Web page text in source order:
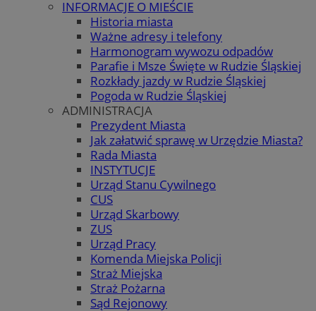
INFORMACJE O MIEŚCIE
Historia miasta
Ważne adresy i telefony
Harmonogram wywozu odpadów
Parafie i Msze Święte w Rudzie Śląskiej
Rozkłady jazdy w Rudzie Śląskiej
Pogoda w Rudzie Śląskiej
ADMINISTRACJA
Prezydent Miasta
Jak załatwić sprawę w Urzędzie Miasta?
Rada Miasta
INSTYTUCJE
Urząd Stanu Cywilnego
CUS
Urząd Skarbowy
ZUS
Urząd Pracy
Komenda Miejska Policji
Straż Miejska
Straż Pożarna
Sąd Rejonowy